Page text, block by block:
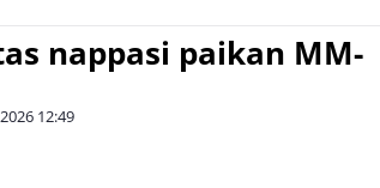
nappasi paikan MM-
12:49